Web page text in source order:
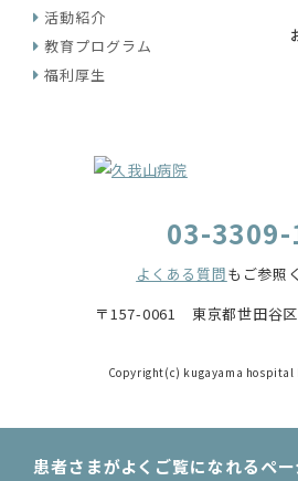
活動紹介
教育プログラム
福利厚生
03-
よくある質問もご参照
〒157-0061 東京都世田谷
Copyright(c) kugayama hospital
患者さまがよくご覧になれるペー